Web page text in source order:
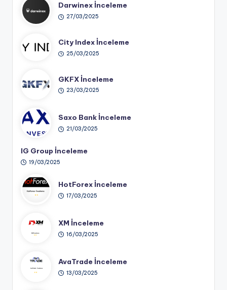
Darwinex İnceleme
27/03/2025
City Index İnceleme
25/03/2025
GKFX İnceleme
23/03/2025
Saxo Bank İnceleme
21/03/2025
IG Group İnceleme
19/03/2025
HotForex İnceleme
17/03/2025
XM İnceleme
16/03/2025
AvaTrade İnceleme
13/03/2025